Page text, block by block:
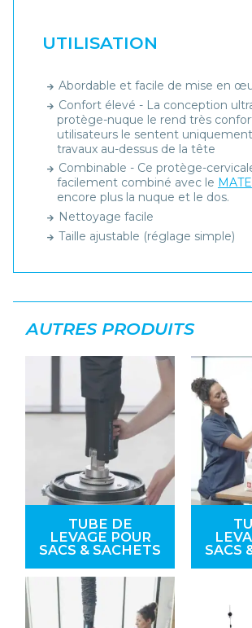
UTILISATION
Abordable et facile de mise en
Confort élevé - La conception
protège-nuque le rend très
utilisateurs le sentent
travaux au-dessus de la tête
Combinable - Ce protège-
facilement combiné avec le MATE
encore plus la nuque et le dos.
Nettoyage facile
Taille ajustable (réglage simple)
AUTRES PRODUITS
TUBE DE
LEVAGE POUR
SACS & SACHETS
SACS